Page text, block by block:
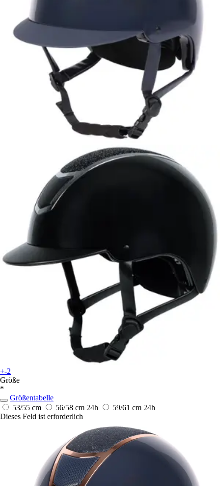
+-2
Größe
*
Größentabelle
53/55 cm
56/58 cm 24h 59/61 cm 24h
Dieses Feld ist erforderlich